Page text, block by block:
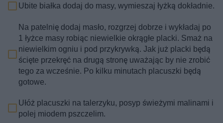
Ubite białka dodaj do masy, wymieszaj łyżką dokładnie.
Na patelnię dodaj masło, rozgrzej dobrze i wykładaj po
1 łyżce masy robiąc niewielkie okrągłe placki. Smaż na
niewielkim ogniu i pod przykrywką. Jak już placki będą
ścięte przekręć na drugą stronę uważając by nie zrobić
tego za wcześnie. Po kilku minutach placuszki będą
gotowe.
Ułóż placuszki na talerzyku, posyp świeżymi malinami i
polej miodem pszczelim.